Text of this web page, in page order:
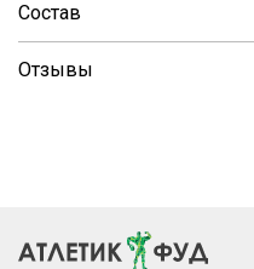
Состав
Отзывы